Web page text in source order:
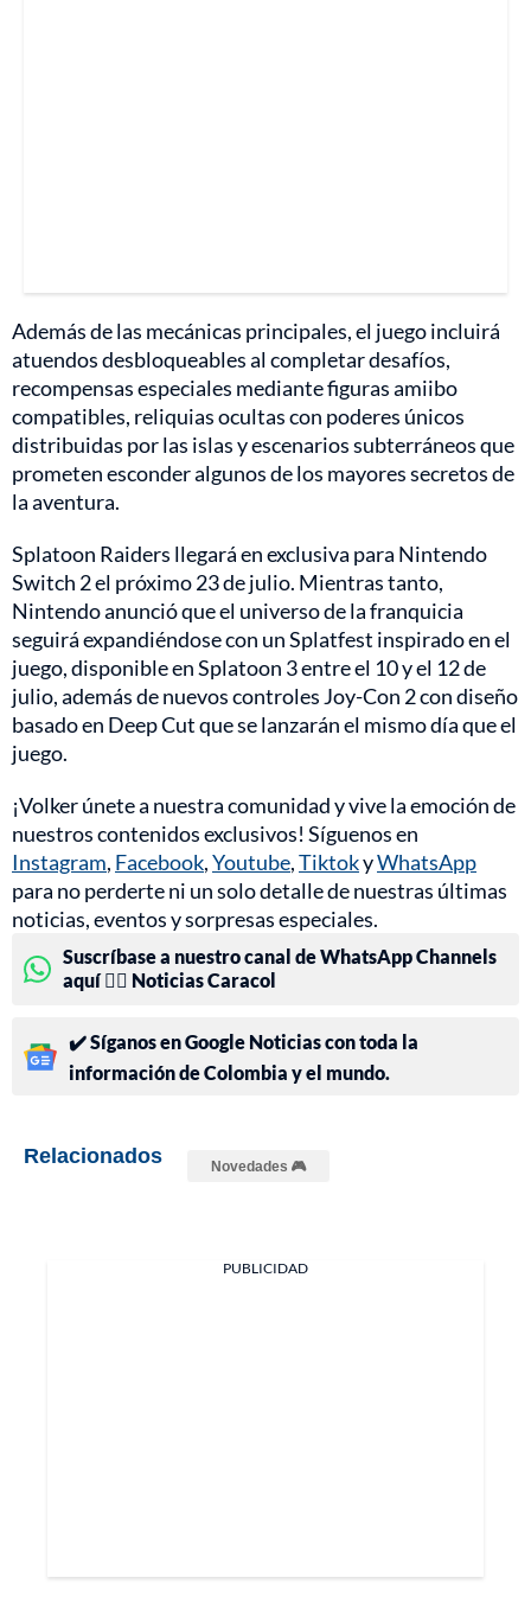
Además de las mecánicas principales, el juego incluirá
atuendos desbloqueables al completar desafíos,
recompensas especiales mediante figuras amiibo
compatibles, reliquias ocultas con poderes únicos
distribuidas por las islas y escenarios subterráneos que
prometen esconder algunos de los mayores secretos de
la aventura.
Splatoon Raiders llegará en exclusiva para Nintendo
Switch 2 el próximo 23 de julio. Mientras tanto,
Nintendo anunció que el universo de la franquicia
seguirá expandiéndose con un Splatfest inspirado en el
juego, disponible en Splatoon 3 entre el 10 y el 12 de
julio, además de nuevos controles Joy-Con 2 con diseño
basado en Deep Cut que se lanzarán el mismo día que el
juego.
¡Volker únete a nuestra comunidad y vive la emoción de
nuestros contenidos exclusivos! Síguenos en
Instagram, Facebook,Youtube,TiktokyWhatsApp
para no perderte ni un solo detalle de nuestras últimas
noticias, eventos y sorpresas especiales.
Suscríbase a nuestro canal de WhatsApp Channels
aquí 👉🏻 Noticias Caracol
✔️ Síganos en Google Noticias con toda la
información de Colombia y el mundo.
Relacionados Novedades 🎮
PUBLICIDAD